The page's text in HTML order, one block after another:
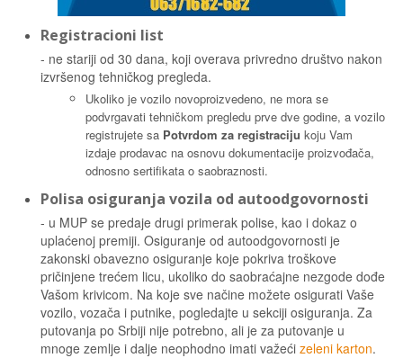
Registracioni list
- ne stariji od 30 dana, koji overava privredno društvo nakon
izvršenog tehničkog pregleda.
Ukoliko je vozilo novoproizvedeno, ne mora se
podvrgavati tehničkom pregledu prve dve godine, a vozilo
registrujete sa Potvrdom za registraciju koju Vam
izdaje prodavac na osnovu dokumentacije proizvođača,
odnosno sertifikata o saobraznosti.
Polisa osiguranja vozila od autoodgovornosti
- u MUP se predaje drugi primerak polise, kao i dokaz o
uplaćenoj premiji. Osiguranje od autoodgovornosti je
zakonski obavezno osiguranje koje pokriva troškove
pričinjene trećem licu, ukoliko do saobraćajne nezgode dođe
Vašom krivicom. Na koje sve načine možete osigurati Vaše
vozilo, vozača i putnike, pogledajte u sekciji osiguranja. Za
putovanja po Srbiji nije potrebno, ali je za putovanje u
mnoge zemlje i dalje neophodno imati važeći zeleni karton.